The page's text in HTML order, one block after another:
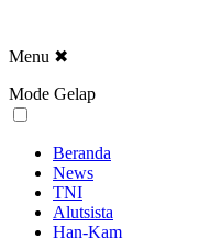
Menu ✖
Mode Gelap
Beranda
News
TNI
Alutsista
Han-Kam